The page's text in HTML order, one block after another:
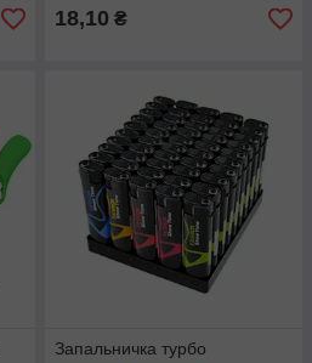
18,10 ₴
Запальничка турбо